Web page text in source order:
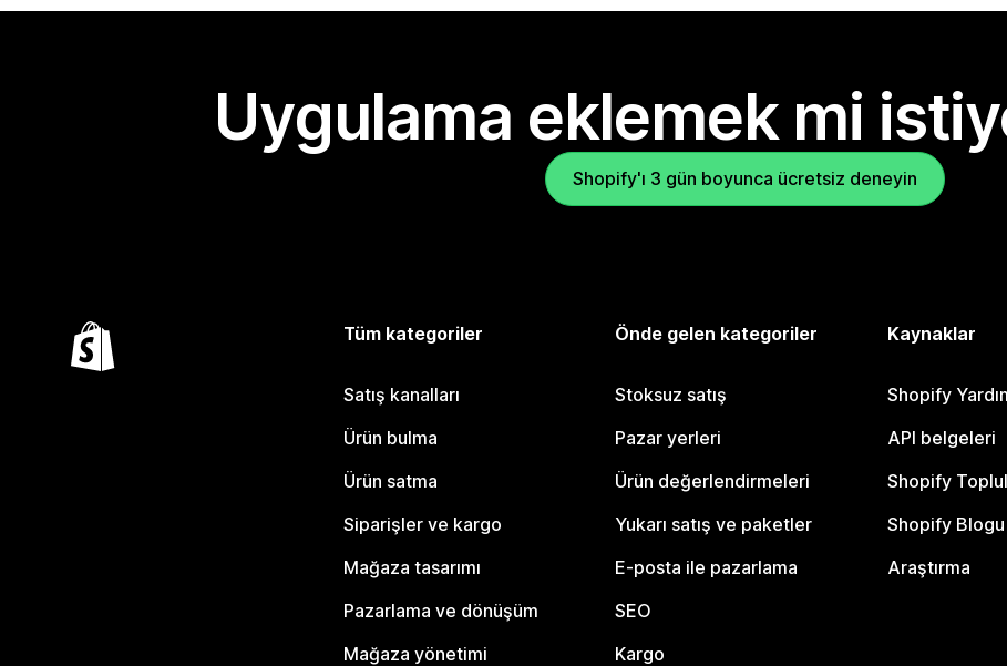
Uygulama eklemek mi
Shopify'ı 3 gün boyunca ücretsiz deneyin
Tüm kategoriler
Satış kanalları
Ürün bulma
Ürün satma
Siparişler ve kargo
Mağaza tasarımı
Pazarlama ve dönüşüm
Mağaza yönetimi
Önde gelen kategoriler
Stoksuz satış
Pazar yerleri
Ürün değerlendirmeleri
Yukarı satış ve paketler
E-posta ile pazarlama
SEO
Kargo
Kaynaklar
Shopify
API belgeleri
Shopify
Shopify Blogu
Araştırma